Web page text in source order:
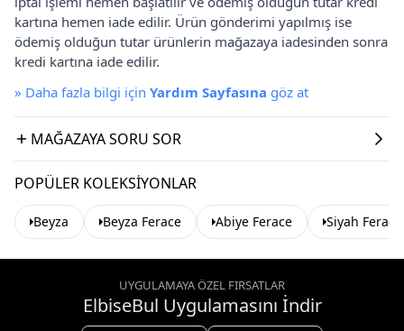
kartına hemen iade edilir. Ürün gönderimi yapılmış ise
ödemiş olduğun tutar ürünlerin mağazaya iadesinden sonra
kredi kartına iade edilir.
» Daha fazla bilgi için Yardım Sayfasına göz at
MAĞAZAYA SORU SOR
POPÜLER KOLEKSIYONLAR
Beyza Beyza Ferace Abiye Ferace Siyah Ferace
UYGULAMAYA ÖZEL FIRSATLAR
ElbiseBul Uygulamasını İndir